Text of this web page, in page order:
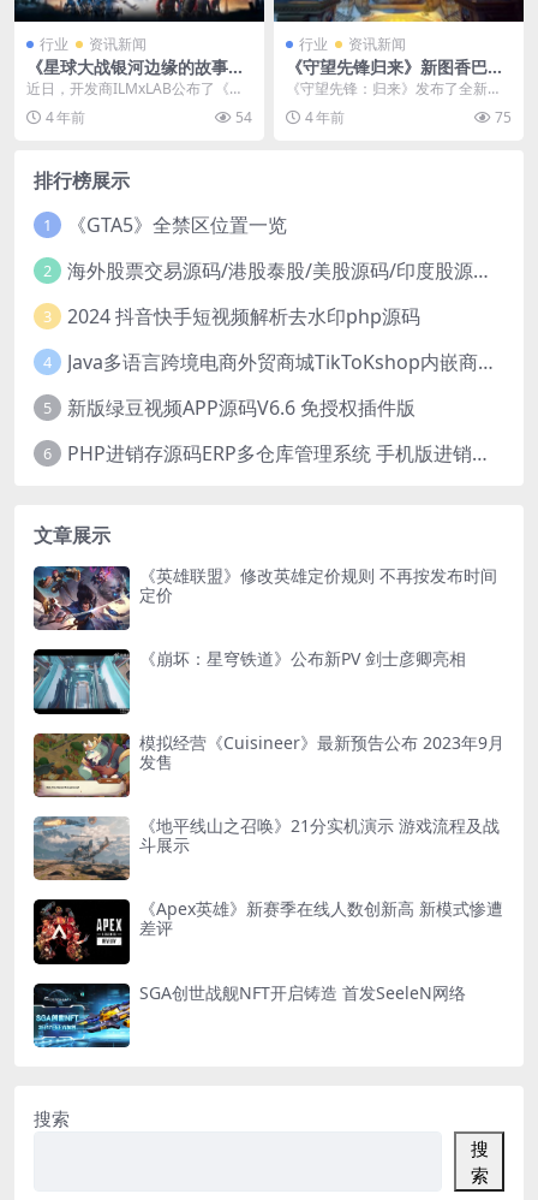
行业 资讯新闻
《星球大战银河边缘的故事增
强版》明年2月登陆PS VR2
近日，开发商ILMxLAB公布了《星
球大战：银河边缘的故事 增强版》
的新视觉图，...
4 年前 54
行业 资讯新闻
《守望先锋归来》新图香巴里
寺院演示 12月7日推出
《守望先锋：归来》发布了全新运
载目标地图“香巴里寺院”的预览视
频。这张地图该地图...
4 年前 75
排行榜展示
1 《GTA5》全禁区位置一览
2 海外股票交易源码/港股泰股/美股源码/印度股源码/马拉西亚股票源码/国际股票配资
3 2024 抖音快手短视频解析去水印php源码
4 Java多语言跨境电商外贸商城TikToKshop内嵌商城I商家入驻I一键铺
5 新版绿豆视频APP源码V6.6 免授权插件版
6 PHP进销存源码ERP多仓库管理系统 手机版进销存 php网络版进销存小程序
文章展示
《英雄联盟》修改英雄定价规则 不再按发布时间
定价
《崩坏：星穹铁道》公布新PV 剑士彦卿亮相
模拟经营《Cuisineer》最新预告公布 2023年9月
发售
《地平线山之召唤》21分实机演示 游戏流程及战
斗展示
《Apex英雄》新赛季在线人数创新高 新模式惨遭
差评
SGA创世战舰NFT开启铸造 首发SeeleN网络
搜索
搜
索